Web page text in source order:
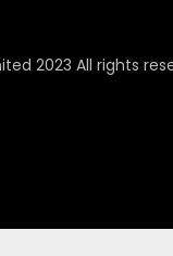
2023 All rights